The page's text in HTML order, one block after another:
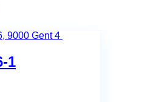
9000 Gent4
1